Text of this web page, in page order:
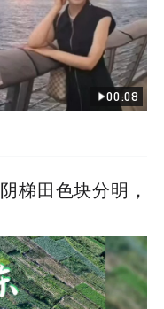
00:08
梯田色块分明，